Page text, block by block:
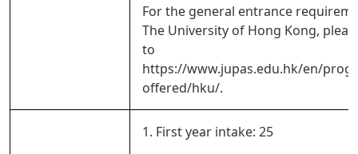
For the general entrance
The University of Hong Kong,
to
https://www.jupas.edu.hk/en/
offered/hku/.
1. First year intake: 25